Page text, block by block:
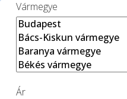
Vármegye
Ár